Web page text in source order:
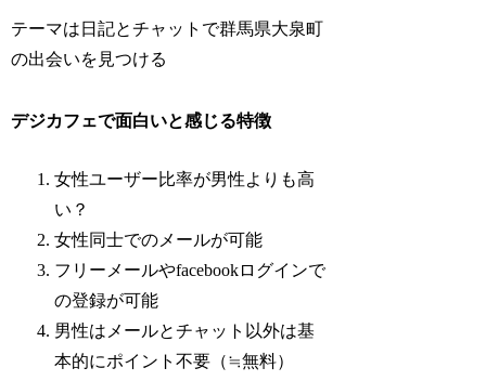
テーマは日記とチャットで群馬県大泉町
の出会いを見つける
デジカフェで面白いと感じる特徴
女性ユーザー比率が男性よりも高
い？
女性同士でのメールが可能
フリーメールやfacebookログインで
の登録が可能
男性はメールとチャット以外は基
本的にポイント不要（≒無料）